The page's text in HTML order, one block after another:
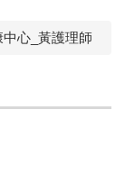
中心_黃護理師